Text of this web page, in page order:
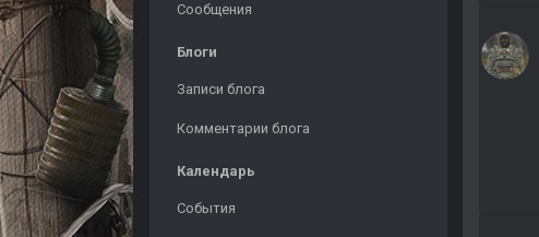
Сообщения
Блоги
Записи блога
Комментарии блога
Календарь
События